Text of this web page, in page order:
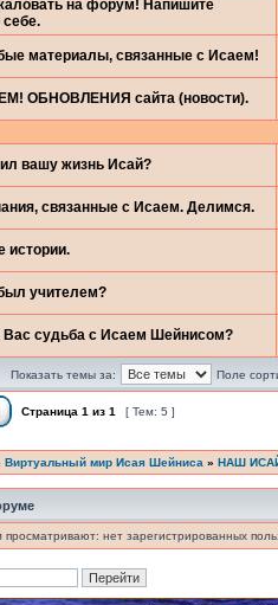
на форум! Напишите
себе.
материалы, связанные с Исаем!
ОБНОВЛЕНИЯ сайта (новости).
вашу жизнь Исай?
связанные с Исаем. Делимся.
истории.
учителем?
Вас судьба с Исаем Шейнисом?
Показать темы за: Поле
Страница 1 из 1 [ Тем: 5 ]
Виртуальный мир Исая Шейниса » НАШ
нет зарегистрированных